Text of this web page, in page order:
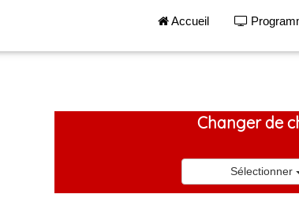
Accueil
Changer de
Sélectionner